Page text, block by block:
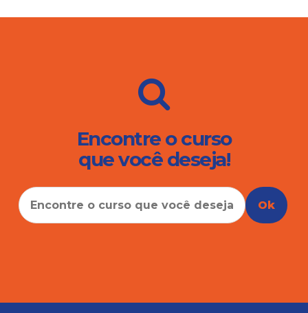
Encontre o curso
que você deseja!
Ok